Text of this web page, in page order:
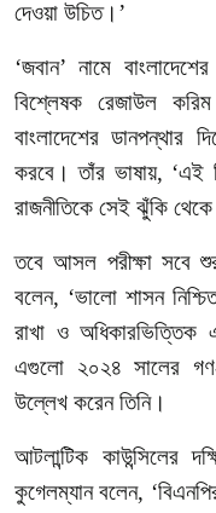
দেওয়া উচিত। ’
‘জবান’নামে বাংলাদেশের
বিশ্লেষক
রেজাউল করিম
বাংলাদেশের ডানপন্থার
করবে। তাঁর ভাষায়, ‘এই
রাজনীতিকে সেই ঝুঁকি থেকে
তবে আসল পরীক্ষা সবে
বলেন, ‘ভালো শাসন
রাখা ও অধিকারভিত্তিক
এগুলো ২০২৪ সালের গণ
উল্লেখ করেন তিনি।
আটলান্টিক কাউন্সিলের
কুগেলম্যান বলেন, ‘